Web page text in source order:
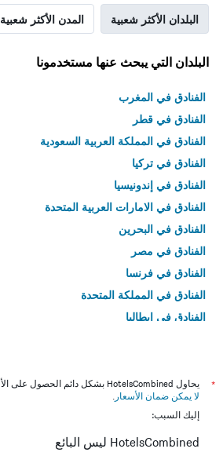
البلدان الأكثر شعبية المدن الأكثر شعبية
البلدان التي يبحث عنها مستخدمونا
الفنادق في المغرب
الفنادق في قطر
الفنادق في المملكة العربية السعودية
الفنادق في تركيا
الفنادق في إندونيسيا
الفنادق في الامارات العربية المتحدة
الفنادق في البحرين
الفنادق في مصر
الفنادق في فرنسا
الفنادق في المملكة المتحدة
الفنادق في إيطاليا
*
يحاول HotelsCombined بشكل دائم الحصول على الأسعار الدقيقة، ولكن
لا يمكن ضمان الأسعار .
إليك السبب:
HotelsCombined ليس البائع